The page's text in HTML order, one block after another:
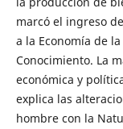
marcó el ingreso
a la Economía de
Conocimiento. La
económica y
explica las
hombre con la